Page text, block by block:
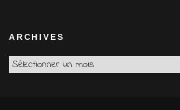
ARCHIVES
Archives